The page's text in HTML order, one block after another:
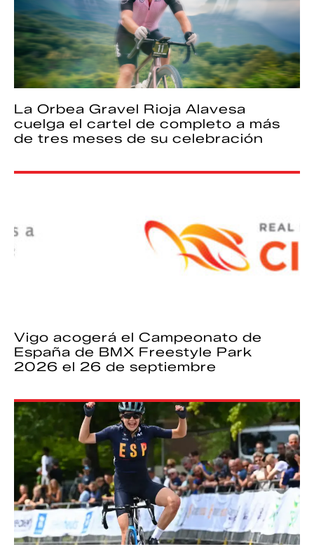
La Orbea Gravel Rioja Alavesa
cuelga el cartel de completo a más
de tres meses de su celebración
Vigo acogerá el Campeonato de
España de BMX Freestyle Park
2026 el 26 de septiembre